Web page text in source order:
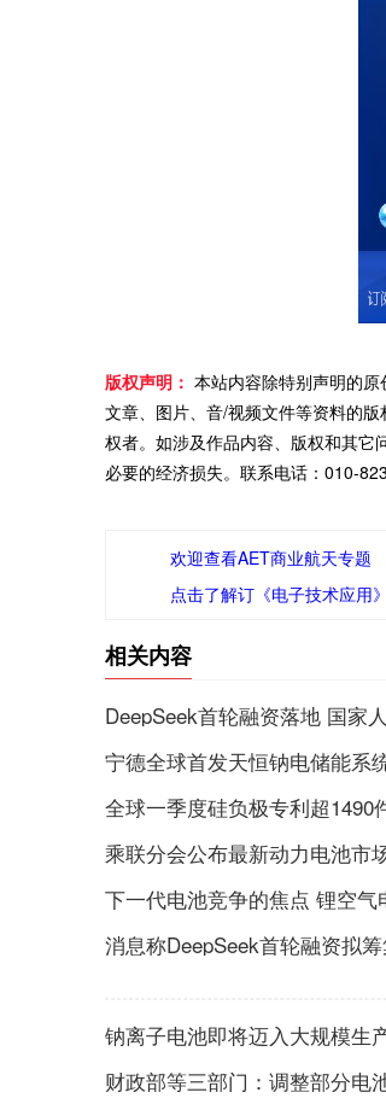
版权声明： 本站内容除特别声明的
文章、图片、音/视频文件等资料的
权者。如涉及作品内容、版权和其它
必要的经济损失。联系电话：010-
欢迎查看AET商业航天专题
点击了解订《电子技术应用
相关内容
DeepSeek首轮融资落地 国家
宁德全球首发天恒钠电储能系
全球一季度硅负极专利超1490
乘联分会公布最新动力电池市
下一代电池竞争的焦点 锂空气
消息称DeepSeek首轮融资拟
钠离子电池即将迈入大规模生
财政部等三部门：调整部分电